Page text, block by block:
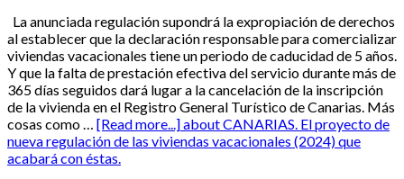
La anunciada regulación supondrá la expropiación de derechos
al establecer que la declaración responsable para comercializar
viviendas vacacionales tiene un periodo de caducidad de 5 años.
Y que la falta de prestación efectiva del servicio durante más de
365 días seguidos dará lugar a la cancelación de la inscripción
de la vivienda en el Registro General Turístico de Canarias. Más
cosas como … [Read more...]about CANARIAS. El proyecto de
nueva regulación de las viviendas vacacionales (2024) que
acabará con éstas.